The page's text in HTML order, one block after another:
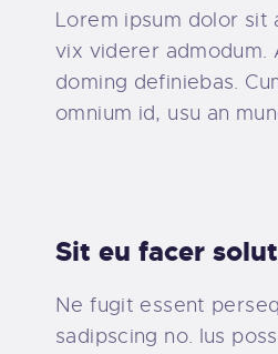
Lorem ipsum dolor sit
vix viderer admodum.
doming definiebas.
omnium id, usu an
Sit eu facer
Ne fugit essent
sadipscing no. Ius